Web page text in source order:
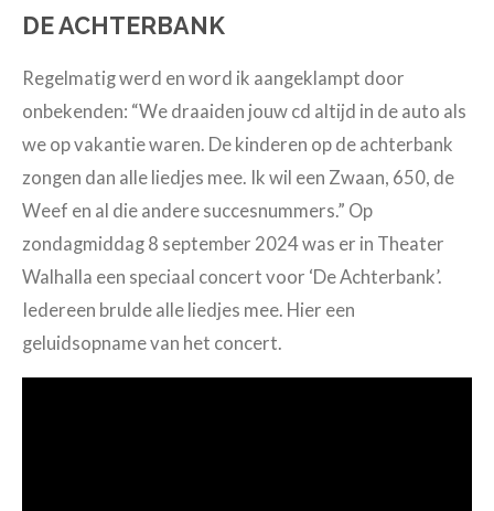
DE ACHTERBANK
Regelmatig werd en word ik aangeklampt door
onbekenden: “We draaiden jouw cd altijd in de auto als
we op vakantie waren. De kinderen op de achterbank
zongen dan alle liedjes mee. Ik wil een Zwaan, 650, de
Weef en al die andere succesnummers.” Op
zondagmiddag 8 september 2024 was er in Theater
Walhalla een speciaal concert voor ‘De Achterbank’.
Iedereen brulde alle liedjes mee. Hier een
geluidsopname van het concert.